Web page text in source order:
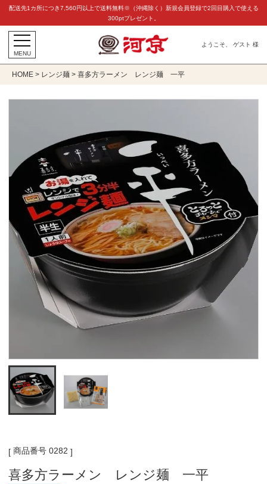
配送先1カ所につき7,560円以上で送料無料※（沖縄除く）新規会員登録で2回目購入で使える
300ptプレゼント。
MENU
ようこそ、 ゲスト 様
HOME レンジ麺 喜多方ラーメン レンジ麺 一平
商品番号 0282
喜多方ラーメン レンジ麺 一平